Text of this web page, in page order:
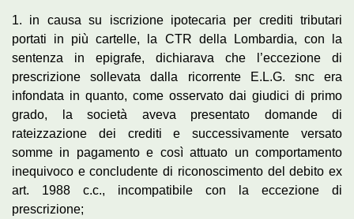
1. in causa su iscrizione ipotecaria per crediti tributari
portati in più cartelle, la CTR della Lombardia, con la
sentenza in epigrafe, dichiarava che l’eccezione di
prescrizione sollevata dalla ricorrente E.L.G. snc era
infondata in quanto, come osservato dai giudici di primo
grado, la società aveva presentato domande di
rateizzazione dei crediti e successivamente versato
somme in pagamento e così attuato un comportamento
inequivoco e concludente di riconoscimento del debito ex
art. 1988 c.c., incompatibile con la eccezione di
prescrizione;